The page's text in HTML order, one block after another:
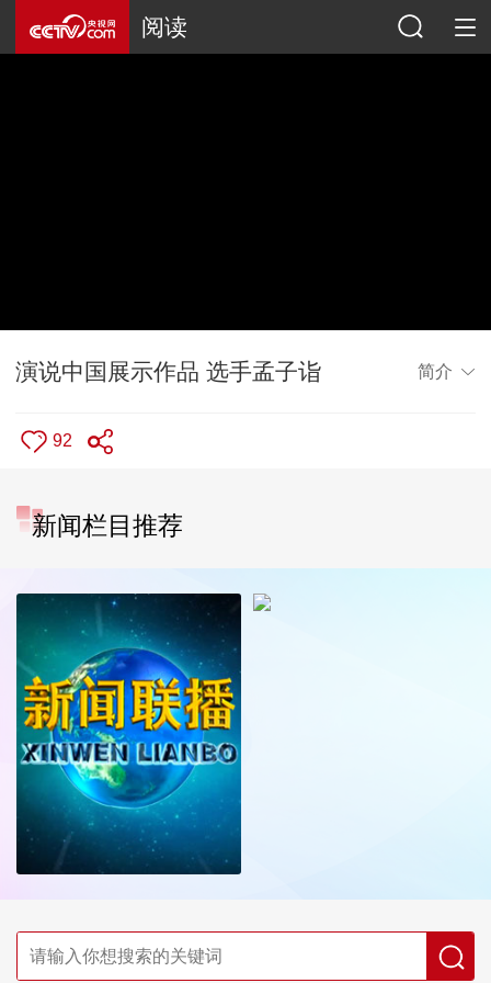
阅读
演说中国展示作品 选手孟子诣 简介
92
新闻栏目推荐